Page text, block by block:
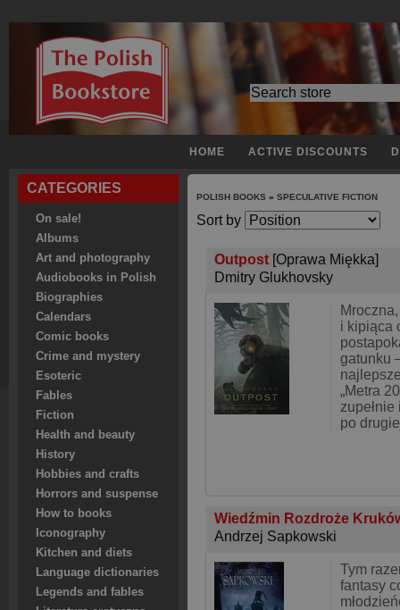
HOME ACTIVE DISCOUNTS
CATEGORIES
On sale!
Albums
Art and photography
Audiobooks in Polish
Biographies
Calendars
Comic books
Crime and mystery
Esoteric
Fables
Fiction
Health and beauty
History
Hobbies and crafts
Horrors and suspense
How to books
Iconography
Kitchen and diets
Language dictionaries
Legends and fables
POLISH BOOKS » SPECULATIVE FICTION
Sort by
Outpost [Oprawa Miękka]
Dmitry Glukhovsky
i kipiąca
gatunku
„Metra
zupełnie
po
Wiedźmin Rozdroże
Andrzej Sapkowski
Tym
fantasy